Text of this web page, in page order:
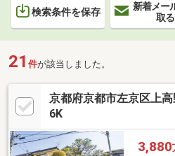
検索条件を保存
新着メー
取る
21 件が該当しました。
京都府京都市左京区上
6K
3,880